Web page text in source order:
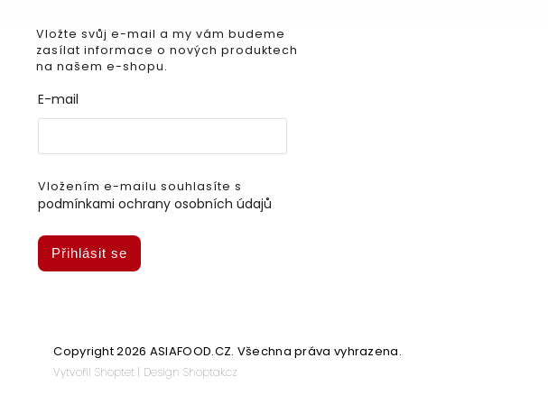
Vložte svůj e-mail a my vám budeme
zasílat informace o nových produktech
na našem e-shopu.
E-mail
Vložením e-mailu souhlasíte s
podmínkami ochrany osobních údajů
Přihlásit se
Copyright 2026 ASIAFOOD.CZ. Všechna práva vyhrazena.
VytvořilShoptet | DesignShoptak.cz